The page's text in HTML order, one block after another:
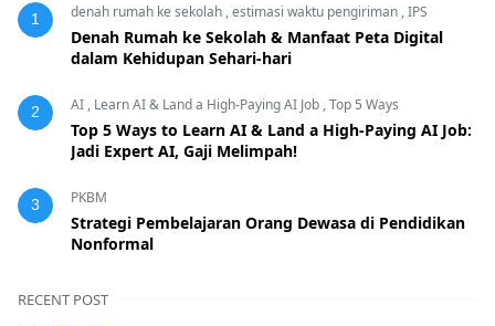
1 denah rumah ke sekolah ,estimasi waktu pengiriman ,IPS
Denah Rumah ke Sekolah & Manfaat Peta Digital
dalam Kehidupan Sehari-hari
2 AI , Learn AI & Land a High-Paying AI Job ,Top 5 Ways
Top 5 Ways to Learn AI & Land a High-Paying AI Job:
Jadi Expert AI, Gaji Melimpah!
3 PKBM
Strategi Pembelajaran Orang Dewasa di Pendidikan
Nonformal
RECENT POST